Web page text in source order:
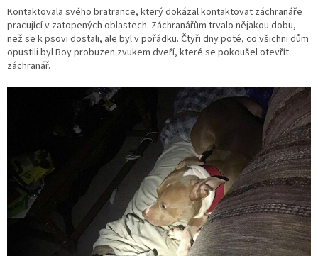
Kontaktovala svého bratrance, který dokázal kontaktovat záchranáře
pracující v zatopených oblastech. Záchranářům trvalo nějakou dobu,
než se k psovi dostali, ale byl v pořádku. Čtyři dny poté, co všichni dům
opustili byl Boy probuzen zvukem dveří, které se pokoušel otevřít
záchranář.